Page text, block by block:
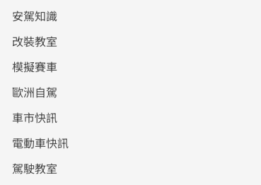
安駕知識
改裝教室
模擬賽車
歐洲自駕
車市快訊
電動車快訊
駕駛教室